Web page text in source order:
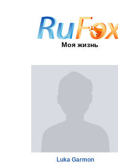
Моя жизнь
Luka Garmon